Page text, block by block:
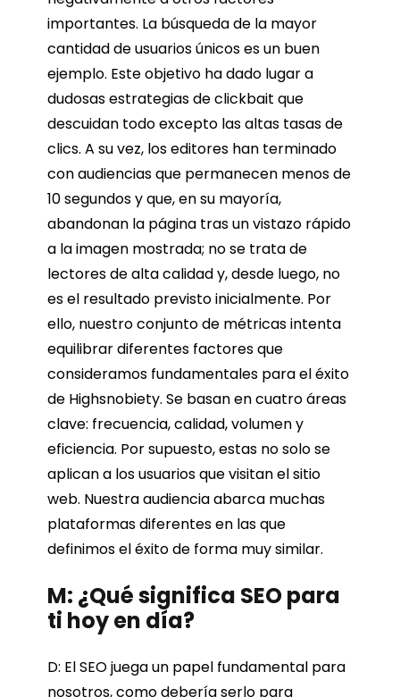
importantes. La búsqueda de la mayor
cantidad de usuarios únicos es un buen
ejemplo. Este objetivo ha dado lugar a
dudosas estrategias de clickbait que
descuidan todo excepto las altas tasas de
clics. A su vez, los editores han terminado
con audiencias que permanecen menos de
10 segundos y que, en su mayoría,
abandonan la página tras un vistazo rápido
a la imagen mostrada; no se trata de
lectores de alta calidad y, desde luego, no
es el resultado previsto inicialmente. Por
ello, nuestro conjunto de métricas intenta
equilibrar diferentes factores que
consideramos fundamentales para el éxito
de Highsnobiety. Se basan en cuatro áreas
clave: frecuencia, calidad, volumen y
eficiencia. Por supuesto, estas no solo se
aplican a los usuarios que visitan el sitio
web. Nuestra audiencia abarca muchas
plataformas diferentes en las que
definimos el éxito de forma muy similar.
M: ¿Qué significa SEO para
ti hoy en día?
D: El SEO juega un papel fundamental para
nosotros, como debería serlo para